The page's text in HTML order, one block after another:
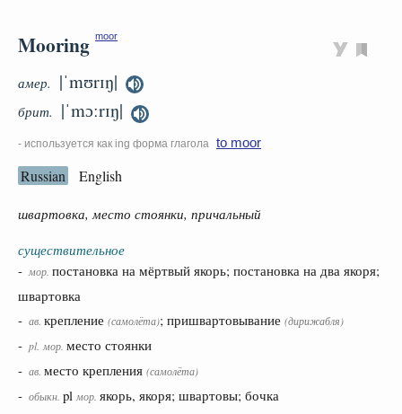
Mooring moor
амер. |ˈmʊrɪŋ|
брит. |ˈmɔːrɪŋ|
- используется как ing форма глагола to moor
Russian English
швартовка, место стоянки, причальный
существительное
- мор. постановка на мёртвый якорь; постановка на два якоря;
швартовка
- ав. крепление (самолёта); пришвартовывание (дирижабля)
- pl. мор. место стоянки
- ав. место крепления (самолёта)
- обыкн. pl мор. якорь, якоря; швартовы; бочка